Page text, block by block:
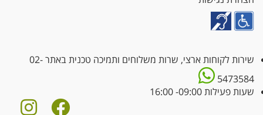
שירות לקוחות ארצי, שרות משלוחים ותמיכה טכנית באתר02-
5473584
שעות פעילות 09:00- 16:00